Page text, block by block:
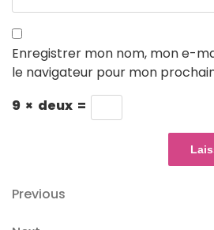
Enregistrer mon nom, mon e-
le navigateur pour mon
9 × deux =
Navigation
Previous
Previous